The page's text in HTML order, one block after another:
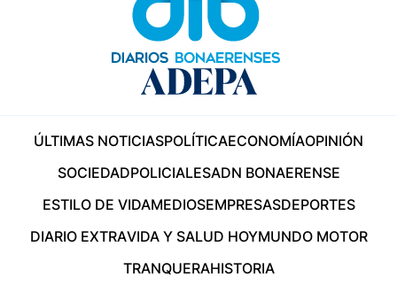
ÚLTIMAS NOTICIASPOLÍTICAECONOMÍAOPINIÓN
SOCIEDADPOLICIALESADN BONAERENSE
ESTILO DE VIDAMEDIOSEMPRESASDEPORTES
DIARIO EXTRAVIDA Y SALUD HOYMUNDO MOTOR
TRANQUERAHISTORIA